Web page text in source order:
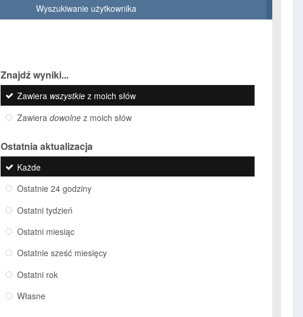
Wyszukiwanie użytkownika
Znajdź wyniki...
Zawiera wszystkiez moich słów
Zawiera dowolnez moich słów
Ostatnia aktualizacja
Każde
Ostatnie 24 godziny
Ostatni tydzień
Ostatni miesiąc
Ostatnie sześć miesięcy
Ostatni rok
Własne